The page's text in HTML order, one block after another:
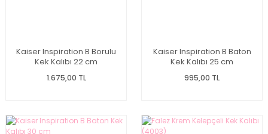
Kaiser Inspiration B Borulu
Kek Kalıbı 22 cm
1.675,00 TL
Kaiser Inspiration B Baton
Kek Kalıbı 25 cm
995,00 TL